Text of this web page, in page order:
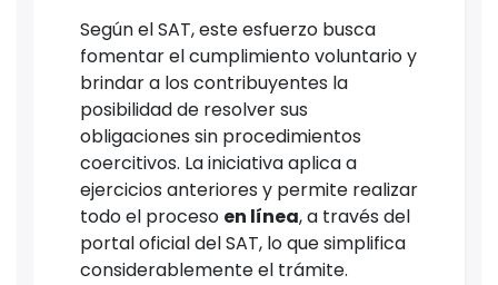
Según el SAT, este esfuerzo busca
fomentar el cumplimiento voluntario y
brindar a los contribuyentes la
posibilidad de resolver sus
obligaciones sin procedimientos
coercitivos. La iniciativa aplica a
ejercicios anteriores y permite realizar
todo el proceso en línea, a través del
portal oficial del SAT, lo que simplifica
considerablemente el trámite.